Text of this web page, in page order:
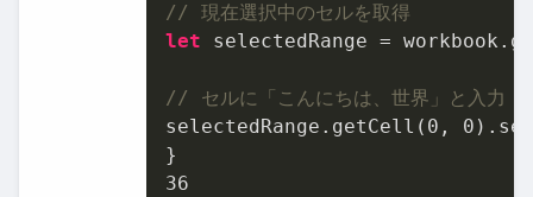
// 現在選択中のセルを取得
let selectedRange =
// セルに「こんにちは、世界」と入力
selectedRange.getCell( 0 , 0
36